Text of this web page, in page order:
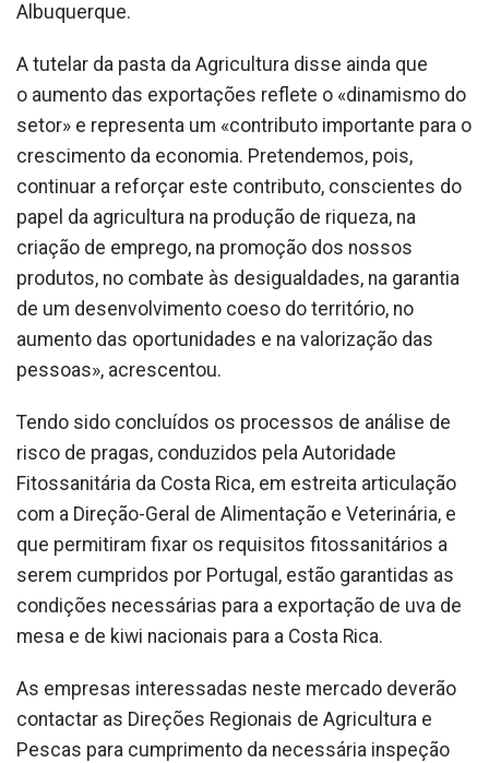
Albuquerque.
A tutelar da pasta da Agricultura disse ainda que
o aumento das exportações reflete o «dinamismo do
setor» e representa um «contributo importante para o
crescimento da economia. Pretendemos, pois,
continuar a reforçar este contributo, conscientes do
papel da agricultura na produção de riqueza, na
criação de emprego, na promoção dos nossos
produtos, no combate às desigualdades, na garantia
de um desenvolvimento coeso do território, no
aumento das oportunidades e na valorização das
pessoas», acrescentou.
Tendo sido concluídos os processos de análise de
risco de pragas, conduzidos pela Autoridade
Fitossanitária da Costa Rica, em estreita articulação
com a Direção-Geral de Alimentação e Veterinária, e
que permitiram fixar os requisitos fitossanitários a
serem cumpridos por Portugal, estão garantidas as
condições necessárias para a exportação de uva de
mesa e de kiwi nacionais para a Costa Rica.
As empresas interessadas neste mercado deverão
contactar as Direções Regionais de Agricultura e
Pescas para cumprimento da necessária inspeção